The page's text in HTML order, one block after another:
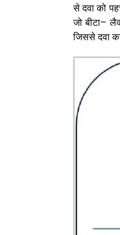
से दवा को
जो बीटा–
जिससे दवा